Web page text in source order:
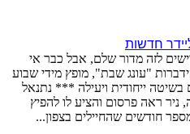
חדשות
לזה מדור שלם, אבל כבר אי
"עונג שבת", מופץ מידי שבוע
המופצים בשיטה ייחודית ויעילה *** נתנאל
ניר ראה פרסום והציע לו להפיץ
חודשים שהחיילים בצפון...